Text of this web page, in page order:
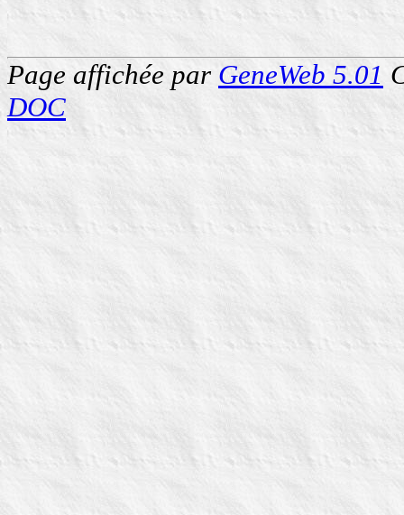
Page affichée par GeneWeb 5.01
DOC